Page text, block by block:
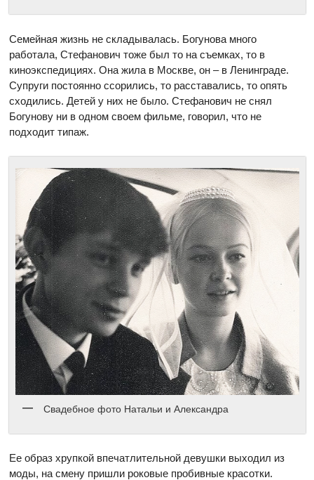
Семейная жизнь не складывалась. Богунова много
работала, Стефанович тоже был то на съемках, то в
киноэкспедициях. Она жила в Москве, он – в Ленинграде.
Супруги постоянно ссорились, то расставались, то опять
сходились. Детей у них не было. Стефанович не снял
Богунову ни в одном своем фильме, говорил, что не
подходит типаж.
Свадебное фото Натальи и Александра
Ее образ хрупкой впечатлительной девушки выходил из
моды, на смену пришли роковые пробивные красотки.